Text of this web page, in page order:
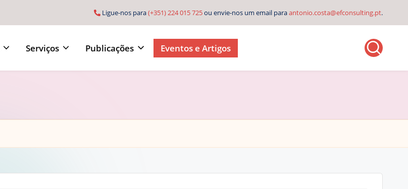
Ligue-nos para(+351) 224 015 725ou envie-nos um email paraantonio.costa@efconsulting.pt.
Serviços Publicações Eventos e Artigos